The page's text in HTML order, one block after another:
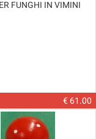
FUNGHI IN VIMINI
€ 61.00